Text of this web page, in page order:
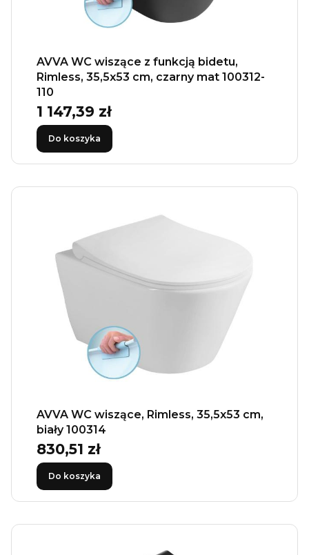
AVVA WC wiszące z funkcją bidetu,
Rimless, 35,5x53 cm, czarny mat 100312-
110
Cena
1 147,39 zł
Do koszyka
AVVA WC wiszące, Rimless, 35,5x53 cm,
biały 100314
Cena
830,51 zł
Do koszyka